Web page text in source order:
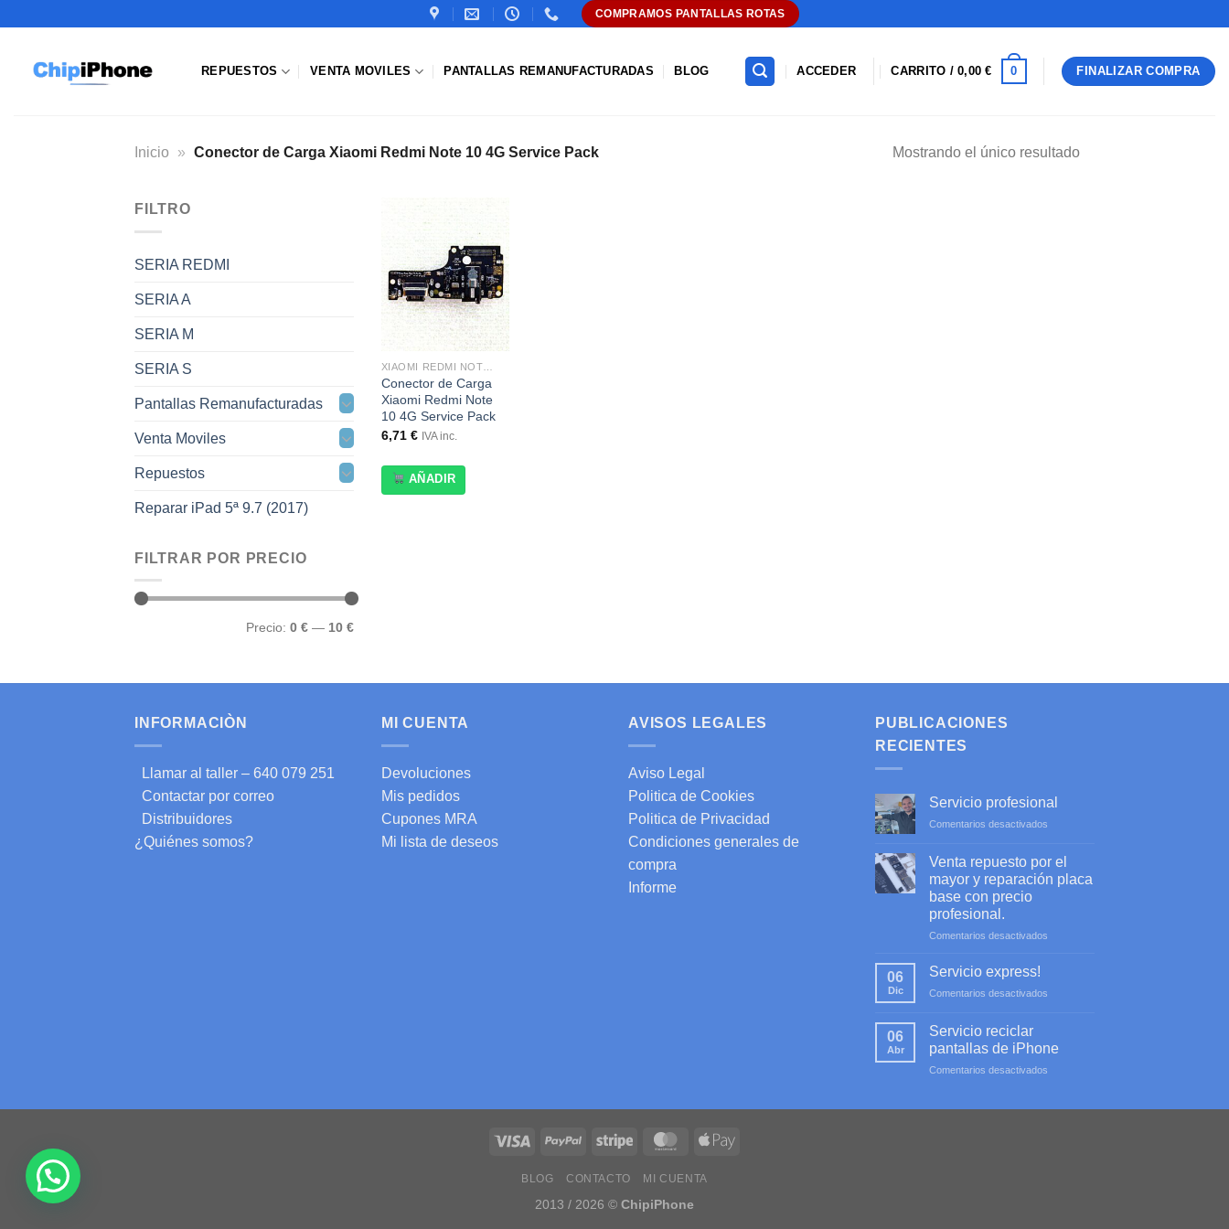
COMPRAMOS PANTALLAS ROTAS
REPUESTOS VENTA MOVILES PANTALLAS REMANUFACTURADAS BLOG ACCEDER CARRITO /0,00€ 0 FINALIZAR COMPRA
Inicio » Conector de Carga Xiaomi Redmi Note 10 4G Service Pack Mostrando el único resultado
FILTRO
SERIA REDMI
SERIA A
SERIA M
SERIA S
Pantallas Remanufacturadas
Venta Moviles
Repuestos
Reparar iPad 5ª 9.7 (2017)
FILTRAR POR PRECIO
Precio: 0 € — 10 €
Añadir
a la
lista de
deseos
XIAOMI REDMI NOTE 10 4G
Conector de Carga
Xiaomi Redmi Note
10 4G Service Pack
6,71 € IVA inc.
AÑADIR
INFORMACIÒN
Llamar al taller – 640 079 251
Contactar por correo
Distribuidores
¿Quiénes somos?
MI CUENTA
Devoluciones
Mis pedidos
Cupones MRA
Mi lista de deseos
AVISOS LEGALES
Aviso Legal
Politica de Cookies
Politica de Privacidad
Condiciones generales de
compra
Informe
PUBLICACIONES
RECIENTES
Servicio profesional
Comentarios desactivados
profesional
Venta repuesto por el
mayor y reparación placa
base con precio
profesional.
Comentarios desactivados
reparación
06
Dic
Servicio express!
Comentarios desactivados
06
Abr
Servicio reciclar
pantallas de iPhone
Comentarios desactivados
BLOG CONTACTO MI CUENTA
2013 / 2026 © ChipiPhone